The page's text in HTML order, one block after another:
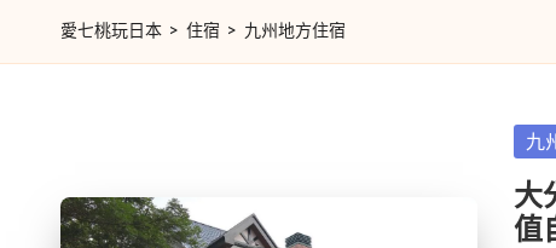
愛七桃玩日本 > 住宿 > 九州地方住宿
in
九
大
值